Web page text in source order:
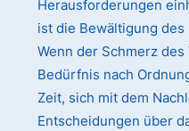
Herausforderungen
ist die Bewältigung
Wenn der Schmerz
Bedürfnis nach
Zeit, sich mit dem
Entscheidungen über